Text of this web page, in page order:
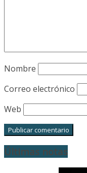
Nombre
Correo electrónico
Web
Últimas notas